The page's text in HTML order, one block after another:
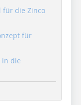
für die Zinco
für
in die